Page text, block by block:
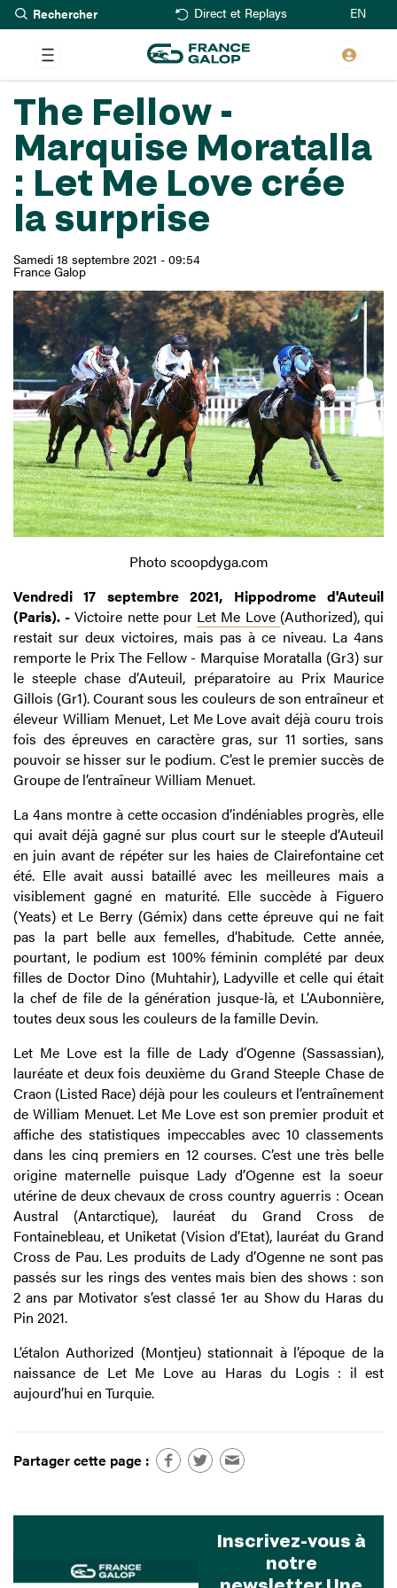
Aller
au
contenu
principal
Rechercher Direct et Replays EN
The Fellow -
Marquise Moratalla
: Let Me Love crée
la surprise
Samedi 18 septembre 2021 - 09:54
France Galop
Photo scoopdyga.com
Vendredi 17 septembre 2021, Hippodrome d'Auteuil
(Paris). -Victoire nette pour Let Me Love (Authorized), qui
restait sur deux victoires, mais pas à ce niveau. La 4ans
remporte le Prix The Fellow - Marquise Moratalla (Gr3) sur
le steeple chase d’Auteuil, préparatoire au Prix Maurice
Gillois (Gr1). Courant sous les couleurs de son entraîneur et
éleveur William Menuet, Let Me Love avait déjà couru trois
fois des épreuves en caractère gras, sur 11 sorties, sans
pouvoir se hisser sur le podium. C’est le premier succès de
Groupe de l’entraîneur William Menuet.
La 4ans montre à cette occasion d’indéniables progrès, elle
qui avait déjà gagné sur plus court sur le steeple d’Auteuil
en juin avant de répéter sur les haies de Clairefontaine cet
été. Elle avait aussi bataillé avec les meilleures mais a
visiblement gagné en maturité. Elle succède à Figuero
(Yeats) et Le Berry (Gémix) dans cette épreuve qui ne fait
pas la part belle aux femelles, d’habitude. Cette année,
pourtant, le podium est 100% féminin complété par deux
filles de Doctor Dino (Muhtahir), Ladyville et celle qui était
la chef de file de la génération jusque-là, et L’Aubonnière,
toutes deux sous les couleurs de la famille Devin.
Let Me Love est la fille de Lady d’Ogenne (Sassassian),
lauréate et deux fois deuxième du Grand Steeple Chase de
Craon (Listed Race) déjà pour les couleurs et l’entraînement
de William Menuet. Let Me Love est son premier produit et
affiche des statistiques impeccables avec 10 classements
dans les cinq premiers en 12 courses. C’est une très belle
origine maternelle puisque Lady d’Ogenne est la soeur
utérine de deux chevaux de cross country aguerris : Ocean
Austral (Antarctique), lauréat du Grand Cross de
Fontainebleau, et Uniketat (Vision d’Etat), lauréat du Grand
Cross de Pau. Les produits de Lady d’Ogenne ne sont pas
passés sur les rings des ventes mais bien des shows : son
2 ans par Motivator s’est classé 1er au Show du Haras du
Pin 2021.
L’étalon Authorized (Montjeu) stationnait à l’époque de la
naissance de Let Me Love au Haras du Logis : il est
aujourd’hui en Turquie.
Partager cette page :
Inscrivez-vous à
notre